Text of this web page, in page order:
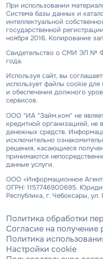
При использовании
Система базы данных и
интеллектуальной
государственной
ноября 2016. Копирование
Свидетельство о СМИ ЭЛ №
года.
Используя сайт, вы
использует файлы cookie для
и обеспечения должного
сервисов.
ООО "ИА "Займ.ком" не
кредитной организацией, не
денежных средств.
исключительно
решения, касающиеся
принимаются
данные услуги.
ООО «Информационное
ОГРН: 1157746900695.
Республика, г. Чебоксары,
Политика обработки
Согласие на получение
Политика
Настройки cookie